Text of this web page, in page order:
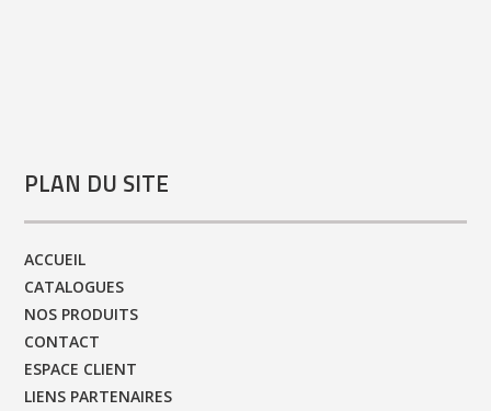
PLAN DU SITE
ACCUEIL
CATALOGUES
NOS PRODUITS
CONTACT
ESPACE CLIENT
LIENS PARTENAIRES